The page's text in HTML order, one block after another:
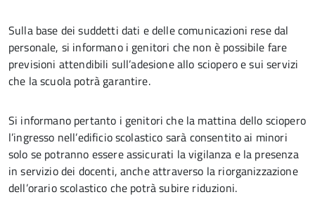
Sulla base dei suddetti dati e delle comunicazioni rese dal
personale, si informano i genitori che non è possibile fare
previsioni attendibili sull’adesione allo sciopero e sui servizi
che la scuola potrà garantire.
Si informano pertanto i genitori che la mattina dello sciopero
l’ingresso nell’edificio scolastico sarà consentito ai minori
solo se potranno essere assicurati la vigilanza e la presenza
in servizio dei docenti, anche attraverso la riorganizzazione
dell’orario scolastico che potrà subire riduzioni.